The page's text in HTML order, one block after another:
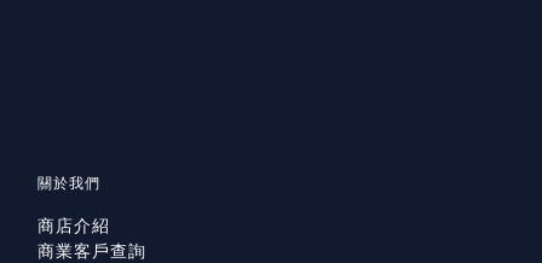
關於我們
商店介紹
商業客戶查詢